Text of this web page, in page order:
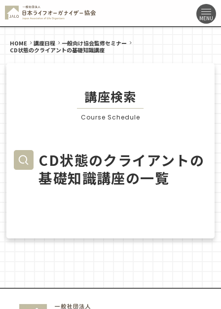
HOME 講座日程
一般向け協会監修セミナー
CD状態のクライアントの基礎知識講座
講座検索
Course Schedule
CD状態のクライアントの
基礎知識講座の一覧